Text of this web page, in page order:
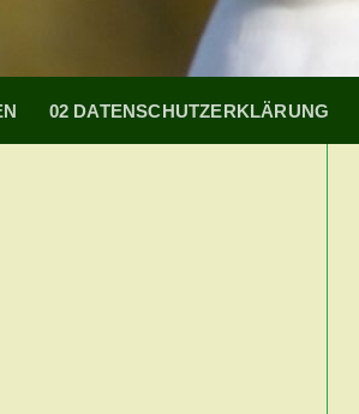
02 DATENSCHUTZERKLÄRUNG